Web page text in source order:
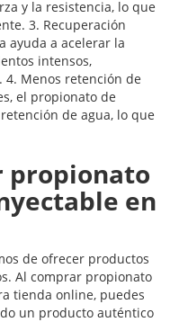
y la resistencia, lo que
3. Recuperación
ayuda a acelerar la
intensos,
Menos retención de
el propionato de
de agua, lo que
propionato
en
de ofrecer productos
Al comprar propionato
tienda online, puedes
un producto auténtico